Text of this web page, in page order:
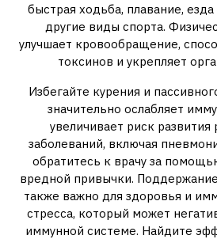
быстрая ходьба, плавание,
другие виды спорта.
улучшает кровообращение,
токсинов и укрепляет
Избегайте курения и
значительно ослабляет
увеличивает риск
заболеваний, включая
обратитесь к врачу за
вредной привычки.
также важно для здоровья и
стресса, который может
иммунной системе. Найдите